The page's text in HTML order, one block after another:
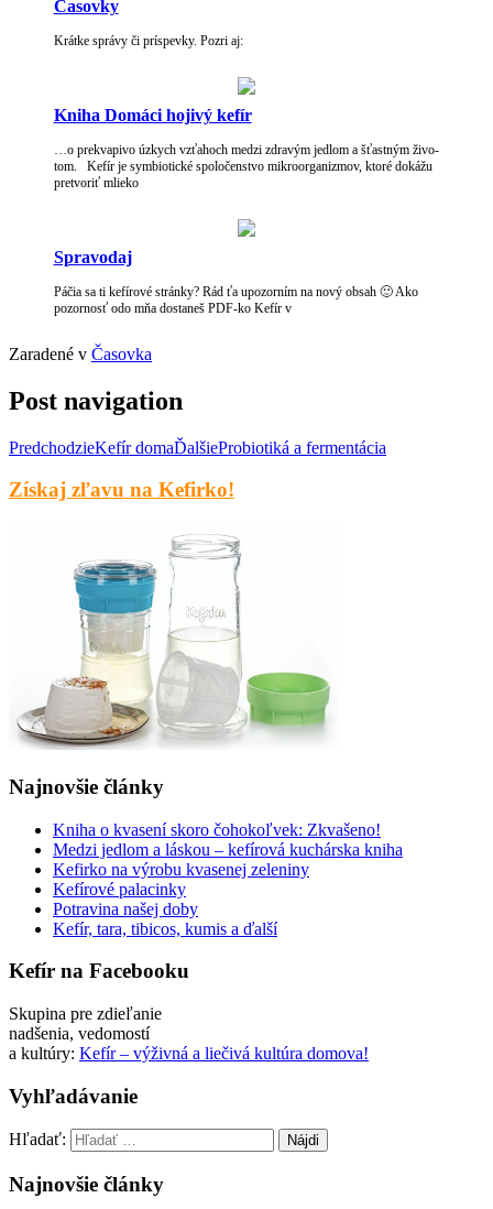
Časovky
Krátke správy či príspevky. Pozri aj:
Kni­ha Domá­ci hojivý kefír
…o prek­va­pi­vo úzkych vzťa­hoch medzi zdravým jed­lom a šťast­ným živ­o­
tom. Kefír je sym­bi­otické spoločen­st­vo mikroor­ga­niz­mov, ktoré dokážu
pretvoriť mlieko
Spravo­daj
Páčia sa ti kefírové stránky? Rád ťa upo­zorním na nový obsah 🙂 Ako
pozornosť odo mňa dostaneš PDF-ko Kefír v
Zaradené v Časovka
Post navigation
PredchodzieKefír domaĎalšieProbiotiká a fermentácia
Získaj zľavu na Kefirko!
Najnovšie články
Kniha o kvasení skoro čohokoľvek: Zkvašeno!
Medzi jedlom a láskou – kefírová kuchárska kniha
Kefirko na výrobu kvasenej zeleniny
Kefírové palacinky
Potravina našej doby
Kefír, tara, tibicos, kumis a ďalší
Kefír na Facebooku
Skupina pre zdieľanie
nadše­nia, vedomostí
a kultúry: Kefír – výživná a liečivá kultúra domova!
Vyhľadávanie
Hľadať:
Najnovšie články